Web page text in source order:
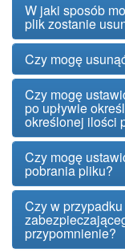
W jaki sposób
plik zostanie
Czy mogę
Czy mogę
po upływie
określonej ilości
Czy mogę
pobrania pliku?
Czy w
przypomnienie?